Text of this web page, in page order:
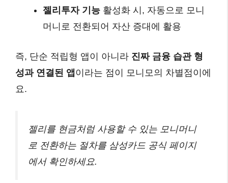
젤리투자 기능 활성화 시, 자동으로 모니
머니로 전환되어 자산 증대에 활용
즉, 단순 적립형 앱이 아니라 진짜 금융 습관 형
성과 연결된 앱 이라는 점이 모니모의 차별점이에
요.
젤리를 현금처럼 사용할 수 있는 모니머니
로 전환하는 절차를 삼성카드 공식 페이지
에서 확인하세요.